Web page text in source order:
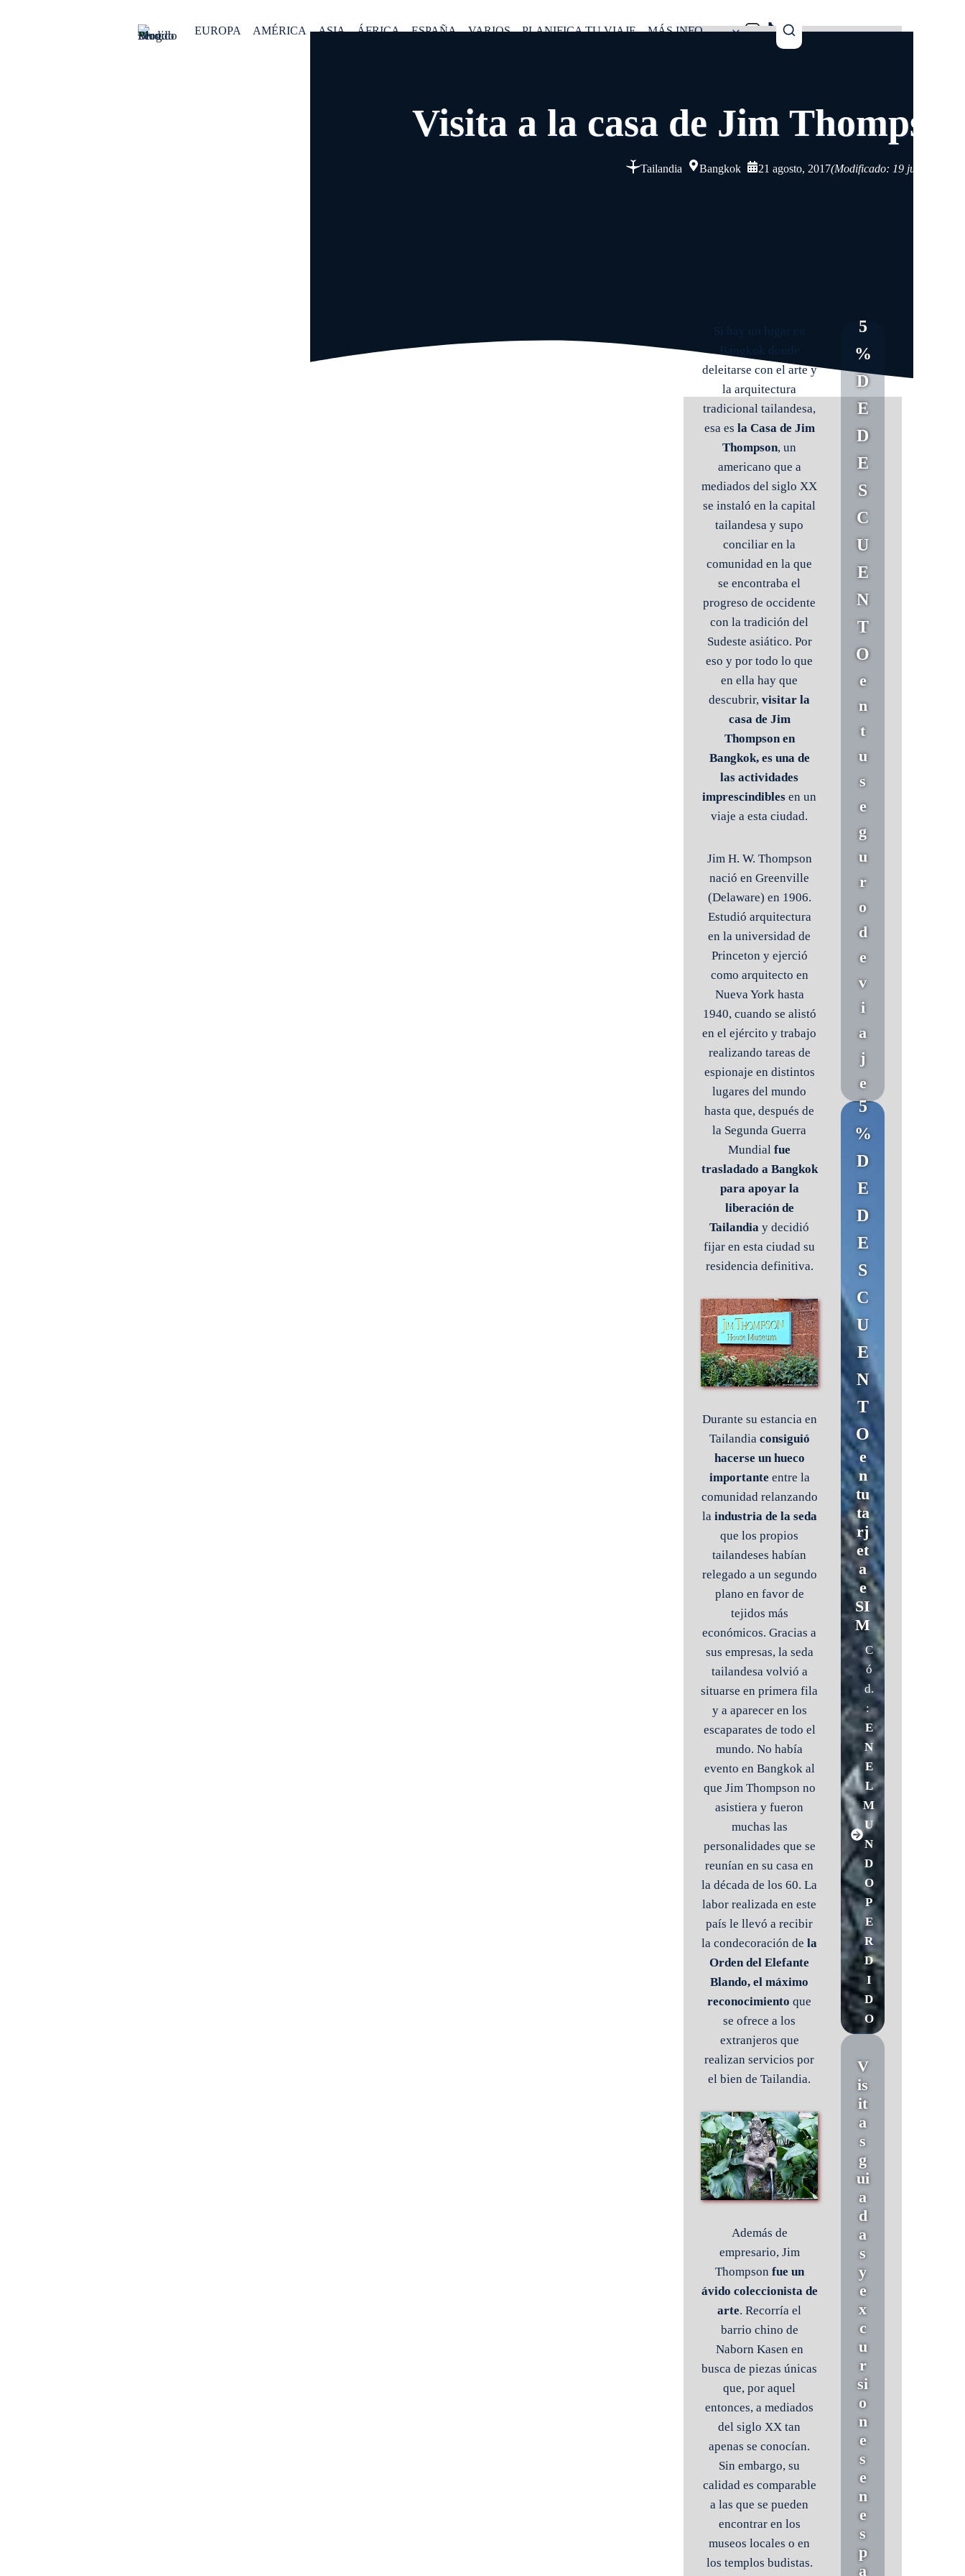
EUROPA AMÉRICA ASIA ÁFRICA ESPAÑA VARIOS PLANIFICA TU VIAJE MÁS INFO
Visita a la casa de Jim
Tailandia Bangkok 21 agosto, 2017(Modificado: 19 julio, 2025)
Si hay un lugar en
Bangkok donde
deleitarse con el arte y
la arquitectura
tradicional tailandesa,
esa es la Casa de Jim
Thompson, un
americano que a
mediados del siglo XX
se instaló en la capital
tailandesa y supo
conciliar en la
comunidad en la que
se encontraba el
progreso de occidente
con la tradición del
Sudeste asiático. Por
eso y por todo lo que
en ella hay que
descubrir,visitar la
casa de Jim
Thompson en
Bangkok, es una de
las actividades
imprescindibles en un
viaje a esta ciudad.
Jim H. W. Thompson
nació en Greenville
(Delaware) en 1906.
Estudió arquitectura
en la universidad de
Princeton y ejerció
como arquitecto en
Nueva York hasta
1940, cuando se alistó
en el ejército y trabajo
realizando tareas de
espionaje en distintos
lugares del mundo
hasta que, después de
la Segunda Guerra
Mundialfue
trasladado a Bangkok
para apoyar la
liberación de
Tailandia y decidió
fijar en esta ciudad su
residencia definitiva.
Durante su estancia en
Tailandia consiguió
hacerse un hueco
importante entre la
comunidad relanzando
la industria de la seda
que los propios
tailandeses habían
relegado a un segundo
plano en favor de
tejidos más
económicos. Gracias a
sus empresas, la seda
tailandesa volvió a
situarse en primera fila
y a aparecer en los
escaparates de todo el
mundo. No había
evento en Bangkok al
que Jim Thompson no
asistiera y fueron
muchas las
personalidades que se
reunían en su casa en
la década de los 60.La
labor realizada en este
país le llevó a recibir
la condecoración dela
Orden del Elefante
Blando, el máximo
reconocimiento que
se ofrece a los
extranjeros que
realizan servicios por
el bien de Tailandia.
Además de
empresario, Jim
Thompson fue un
ávido coleccionista de
arte. Recorría el
barrio chino de
Naborn Kasen en
busca de piezas únicas
que, por aquel
entonces, a mediados
del siglo XX tan
apenas se conocían.
Sin embargo, su
calidad es comparable
a las que se pueden
encontrar en los
museos locales o en
los templos budistas.
5
%
D
E
D
E
S
C
U
E
N
T
O
e
n
t
u
s
e
g
u
r
o
d
e
v
i
a
j
e
5
%
D
E
D
E
S
C
U
E
N
T
O
e
n
tu
ta
rj
et
a
e
SI
M
C
ó
d.
:
E
N
E
L
M
U
N
D
O
P
E
R
D
I
D
O
V
is
it
a
s
g
ui
a
d
a
s
y
e
x
c
u
r
si
o
n
e
s
e
n
e
s
p
a